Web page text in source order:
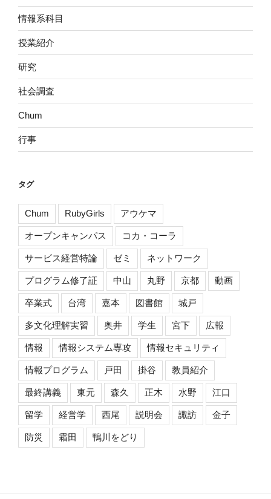
情報系科目
授業紹介
研究
社会調査
Chum
行事
タグ
Chum RubyGirls アウケマ
オープンキャンパス コカ・コーラ
サービス経営特論 ゼミ ネットワーク
プログラム修了証 中山 丸野 京都 動画
卒業式 台湾 嘉本 図書館 城戸
多文化理解実習 奥井 学生 宮下 広報
情報 情報システム専攻 情報セキュリティ
情報プログラム 戸田 掛谷 教員紹介
最終講義 東元 森久 正木 水野 江口
留学 経営学 西尾 説明会 諏訪 金子
防災 霜田 鴨川をどり